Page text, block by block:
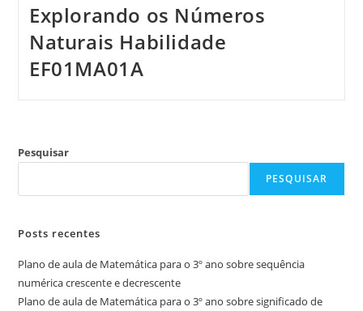
Explorando os Números
Naturais Habilidade
EF01MA01A
Pesquisar
PESQUISAR
Posts recentes
Plano de aula de Matemática para o 3º ano sobre sequência
numérica crescente e decrescente
Plano de aula de Matemática para o 3º ano sobre significado de